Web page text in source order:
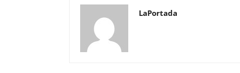
LaPortada